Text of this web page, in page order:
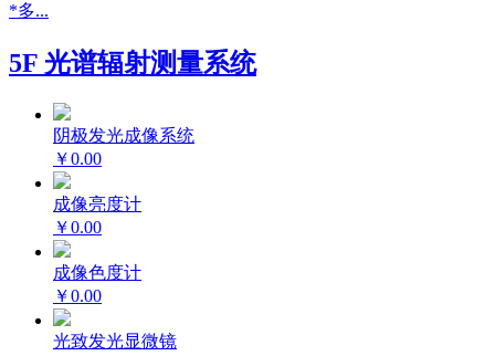
*多...
5F 光谱辐射测量系统
阴极发光成像系统
￥0.00
成像亮度计
￥0.00
成像色度计
￥0.00
光致发光显微镜